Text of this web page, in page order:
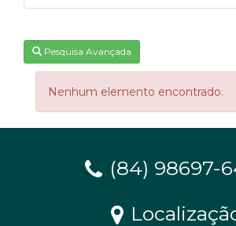
Pesquisa Avançada
Nenhum elemento encontrado.
(84) 98697-